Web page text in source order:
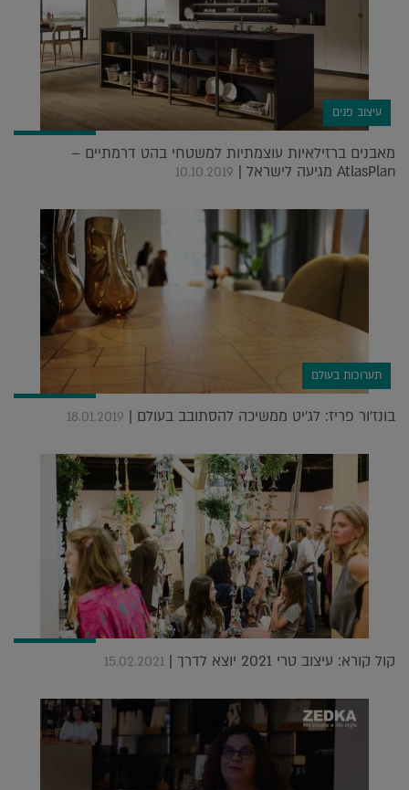
עיצוב פנים
מאבנים ברזילאיות עוצמתיות למשטחי בהט דרמתיים –
AtlasPlan מגיעה לישראל |
10.10.2019
תערוכות בעולם
בונז'ור פריז: לג'יט ממשיכה להסתובב בעולם | 18.01.2019
קול קורא: עיצוב טרי 2021 יוצא לדרך | 15.02.2021